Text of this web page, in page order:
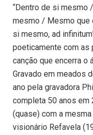
“Dentro de si mesmo
mesmo / Mesmo que
si mesmo, ad
poeticamente com as
canção que encerra o
Gravado em meados
ano pela gravadora
completa 50 anos em
(quase) com a
visionário Refavela